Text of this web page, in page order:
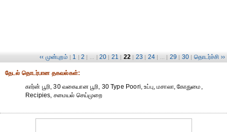
‹‹ முன்புறம் | 1 | 2 | ... | 20 | 21 | 22 | 23 | 24 | ... | 29 | 30 | தொடர்ச்சி ››
தேட‌ல் தொட‌ர்பான தகவ‌ல்க‌ள்:
கார்ன் பூரி, 30 வகையான பூரி, 30 Type Poori, உப்பு, மசாலா, கோதுமை,
Recipies, சமையல் செய்முறை